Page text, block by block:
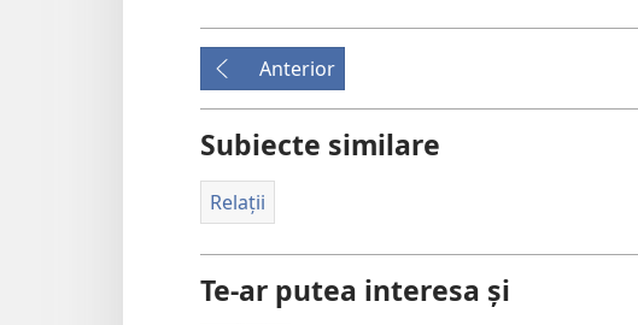
Anterior
Subiecte similare
Relații
Te-ar putea interesa și